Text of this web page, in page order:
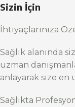
Sizin İçin
İhtiyaçlarınıza
Sağlık alanında
uzman
anlayarak size en
Sağlıkta